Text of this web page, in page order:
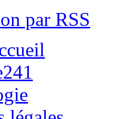
par RSS